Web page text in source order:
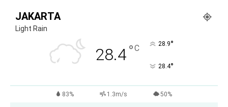
JAKARTA
Light Rain
28.4°C 28.9°
28.4°
83% 1.3m/s 50%